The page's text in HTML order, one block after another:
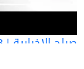
صباح الإخبارية | 18-03-2026